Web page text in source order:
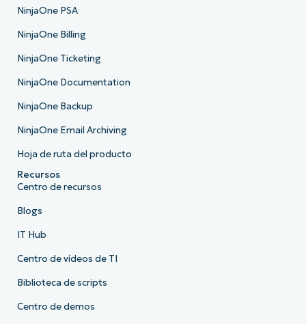
NinjaOne PSA
NinjaOne Billing
NinjaOne Ticketing
NinjaOne Documentation
NinjaOne Backup
NinjaOne Email Archiving
Hoja de ruta del producto
Recursos
Centro de recursos
Blogs
IT Hub
Centro de vídeos de TI
Biblioteca de scripts
Centro de demos